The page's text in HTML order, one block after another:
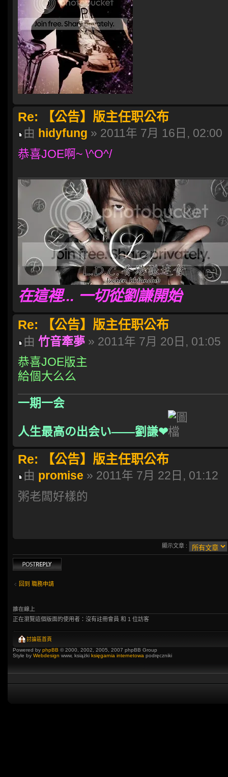
Re: 【公告】版主任职公布
由 hidyfung » 2011年 7月 16日, 02:00
恭喜JOE啊~ \^O^/
在這裡... 一切從劉謙開始
Re: 【公告】版主任职公布
由 竹音牽夢 » 2011年 7月 20日, 01:05
恭喜JOE版主
給個大么么
一期一会
人生最高の出会い――劉謙❤
Re: 【公告】版主任职公布
由 promise » 2011年 7月 22日, 01:12
粥老闆好樣的
顯示文章 :
發表回覆
回到 職務申請
誰在線上
正在瀏覽這個版面的使用者：沒有註冊會員 和 1 位訪客
討論區首頁
Powered by phpBB © 2000, 2002, 2005, 2007 phpBB Group
Style by Webdesign www, książki księgarnia internetowa podręczniki